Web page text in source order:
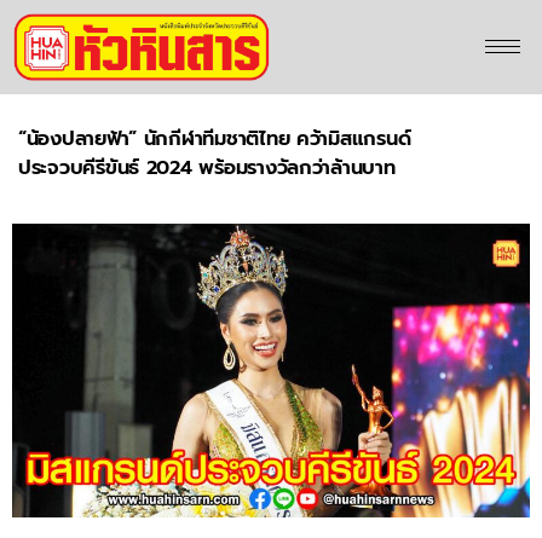
“น้องปลายฟ้า” นักกีฬาทีมชาติไทย คว้ามิสแกรนด์
ประจวบคีรีขันธ์ 2024 พร้อมรางวัลกว่าล้านบาท